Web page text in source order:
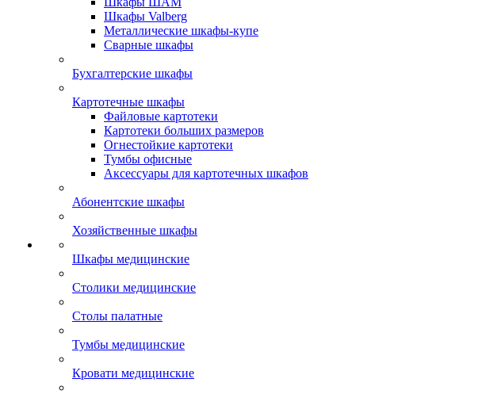
Шкафы Valberg
Металлические шкафы-купе
Сварные шкафы
Бухгалтерские шкафы
Картотечные шкафы
Файловые картотеки
Картотеки больших размеров
Огнестойкие картотеки
Тумбы офисные
Аксессуары для картотечных шкафов
Абонентские шкафы
Хозяйственные шкафы
Шкафы медицинские
Столики медицинские
Столы палатные
Тумбы медицинские
Кровати медицинские